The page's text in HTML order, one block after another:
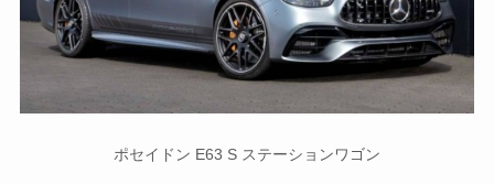
ポセイドン E63 S ステーションワゴン